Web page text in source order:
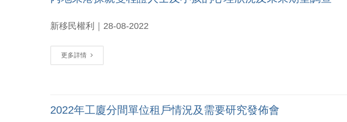
新移民權利｜28-08-2022
更多詳情
2022年工廈分間單位租戶情況及需要研究發佈會